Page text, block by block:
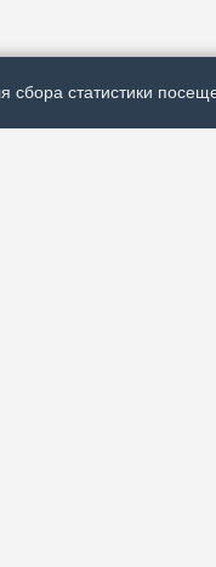
статистики